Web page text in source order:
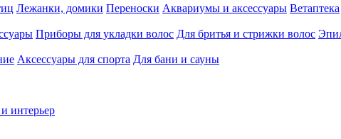
Лежанки, домики Переноски Аквариумы и аксессуары Ветаптека
Приборы для укладки волос Для бритья и стрижки волос
Аксессуары для спорта Для бани и сауны
интерьер